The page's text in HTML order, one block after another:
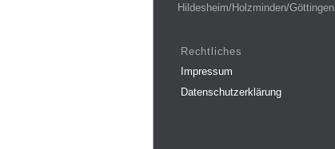
Hildesheim/Holzminden/Göttingen
Rechtliches
Impressum
Datenschutzerklärung